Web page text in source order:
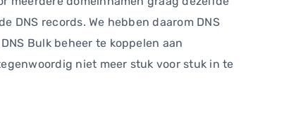
DNS records. We hebben daarom DNS
Bulk beheer te koppelen aan
niet meer stuk voor stuk in te